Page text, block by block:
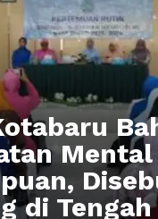
Mental
di Tengah